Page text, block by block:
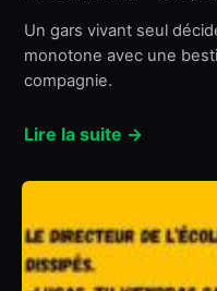
Un gars vivant seul
monotone avec une
compagnie.
Lire la suite →